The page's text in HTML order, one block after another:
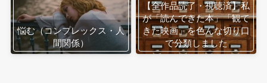
悩む（コンプレックス・人
間関係）
【全作品読了・視聴済】私
が「読んできた本」「観て
きた映画」を色んな切り口
で分類しました